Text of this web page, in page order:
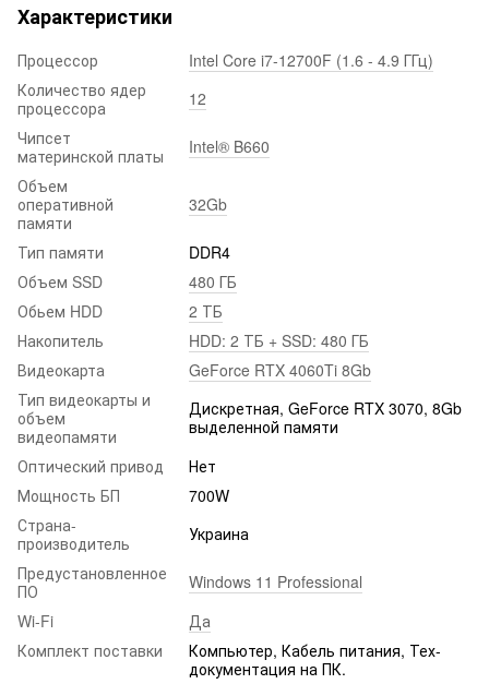
Характеристики
Процессор
Intel Core i7-12700F (1.6 - 4.9 ГГц)
Количество ядер
процессора
12
Чипсет
материнской платы
Intel® B660
Объем
оперативной
памяти
32Gb
Тип памяти
DDR4
Объем SSD
480 ГБ
Обьем HDD
2 ТБ
Накопитель
HDD: 2 ТБ + SSD: 480 ГБ
Видеокарта
GeForce RTX 4060Ti 8Gb
Тип видеокарты и
объем
видеопамяти
Дискретная, GeForce RTX 3070, 8Gb
выделенной памяти
Оптический привод
Нет
Мощность БП
700W
Страна-
производитель
Украина
Предустановленное
ПО
Windows 11 Professional
Wi-Fi
Да
Комплект поставки
Компьютер, Кабель питания, Тех-
документация на ПК.